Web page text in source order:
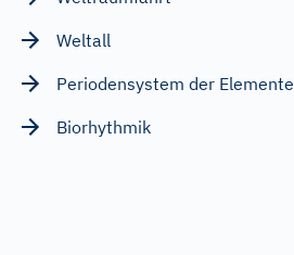
Weltall
Periodensystem der Elemente
Biorhythmik